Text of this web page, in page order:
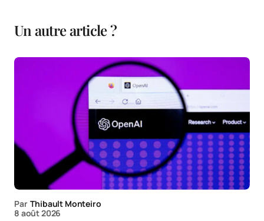
Un autre article ?
Par Thibault Monteiro
8 août 2026